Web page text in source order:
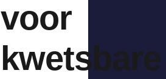
voor
kwetsbare